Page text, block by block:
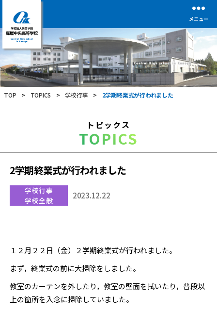
学
校
法
人
前
田
央
高
等
学
メニュー
TOP > TOPICS > 学校行事 > 2学期終業式が行われました
トピックス
TOPICS
2学期終業式が行われました
学校行事
学校全般
2023.12.22
１２月２２日（金）２学期終業式が行われました。
まず，終業式の前に大掃除をしました。
教室のカーテンを外したり，教室の壁面を拭いたり，普段以
上の箇所を入念に掃除していました。